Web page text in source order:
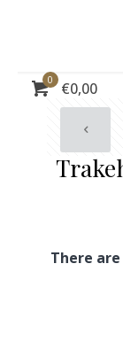
0 €0,00
There